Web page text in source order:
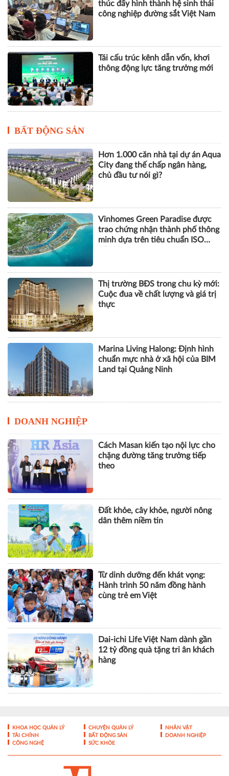
BẤT ĐỘNG SẢN
Vinhomes Green Paradise được
trao chứng nhận thành phố thông
minh dựa trên tiêu chuẩn ISO
Thị trường BĐS trong chu kỳ mới:
Cuộc đua về chất lượng và giá trị
thực
Marina Living Halong: Định hình
chuẩn mực nhà ở xã hội của BIM
Land tại Quảng Ninh
DOANH NGHIỆP
Cách Masan kiến tạo nội lực cho
Đất khỏe, cây khỏe, người nông
dân thêm niềm tin
Từ dinh dưỡng đến khát vọng:
Hành trình 50 năm đồng hành
cùng trẻ em Việt
Dai-ichi Life Việt Nam dành gần
12 tỷ đồng quà tặng tri ân khách
hàng
KHOA HỌC QUẢN LÝ CHUYỆN QUẢN LÝ
TÀI CHÍNH
BẤT ĐỘNG SẢN
CÔNG NGHỆ
Tạp chí điện tử Nhà Quản Lý - ISSN 1859- 0772
Giấy phép hoạt động báo điện tử số 324/GP-BTTTT của Bộ
Thông tin và Truyền thông cấp ngày 10/07/2017